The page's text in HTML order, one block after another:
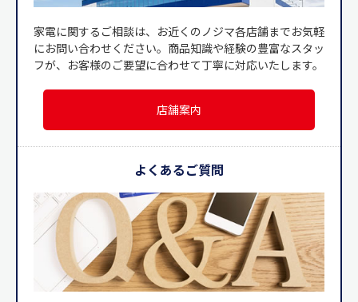
家電に関するご相談は、お近くのノジマ各店舗までお気軽
にお問い合わせください。商品知識や経験の豊富なスタッ
フが、お客様のご要望に合わせて丁寧に対応いたします。
店舗案内
よくあるご質問